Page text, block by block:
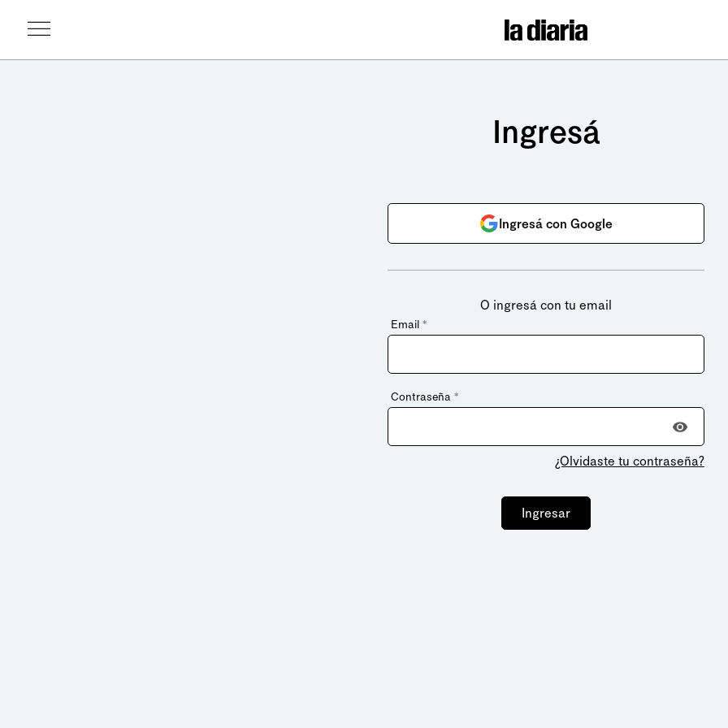
Ingresá
Ingresá con Google
O ingresá con tu email
Email *
Contraseña *
¿Olvidaste tu contraseña?
Ingresar